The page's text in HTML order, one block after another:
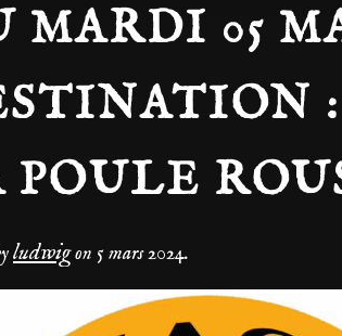
MARDI 05
POULE
ludwigon 5 mars 2024.